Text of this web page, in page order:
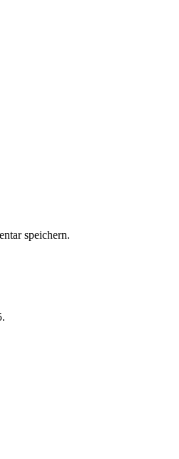
speichern.